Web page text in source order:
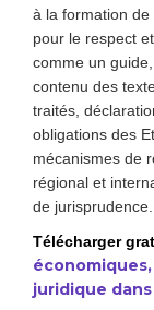
à la formation
pour le respect
comme un
contenu des
traités,
obligations des
mécanismes de
régional et
de jurisprudence.
Télécharger
juridique